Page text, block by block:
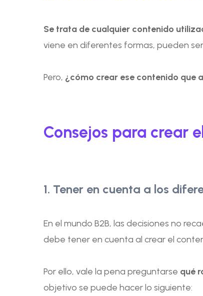
Se trata de cualquier contenido
viene en diferentes formas, pueden
Pero, ¿cómo crear ese contenido que
Consejos para crear
1. Tener en cuenta a los
En el mundo B2B, las decisiones no
debe tener en cuenta al crear el
Por ello, vale la pena preguntarse qué
objetivo se puede hacer lo siguiente: